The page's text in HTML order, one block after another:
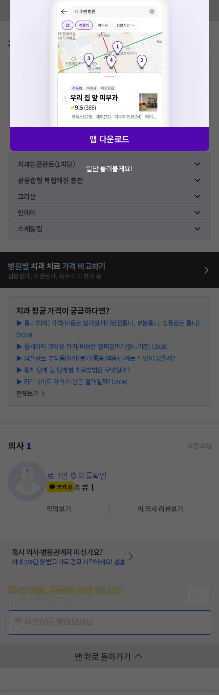
모두닥 팀에 알려주세요!
가격표 비급여/급여 진료란?
비급여 항목의 경우,추가비용 등으로 실제 가격과 상이할 수 있으니, 정확
한 가격은 해당 의료기관에 직접 문의해주세요.
건강보험심사평가원
격입니다. (진료와 연관된 복합적인 비용이 추가되어, 병원마다 금액이 다르게
산정될 수 있는 점 참고 바랍니다.)
※ 이벤트가, 할인가는VAT 포함
치과임플란트(1치당)
광중합형 복합레진 충전
크라운
인레이
스케일링
병원별 치과 치료가격 비교하기
심평원가, 이벤트가, 모두닥 리뷰가 등
치과평균 가격이 궁금하다면?
▶ 틀니(의치) 가격/비용은 얼마일까? (완전틀니, 부분틀니, 임플란트 틀니)
(2026)
▶ 올세라믹 크라운 가격/비용은 얼마일까? (앞니기준) (2026)
▶ 임플란트 부작용(출혈/붓기/통증/염증)들에는 무엇이 있을까?
▶ 충치 단계 및 단계별 치료방법은 무엇일까?
▶ 라미네이트 가격/비용은 얼마일까? (2026)
전체보기
의사1 수정 요청
로그인 후 이름확인
카카오 리뷰 1
약력보기 이 의사 리뷰보기
혹시 의사·병원관계자 이신가요?
최대 200만원 받고 바로 광고 시작하세요! 💰💰
증상/치료, 궁금한 점이 있나요?
맨 위로 돌아가기
앱 다운로드
일단 둘러볼게요!